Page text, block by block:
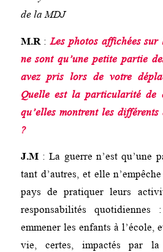
de la MDJ
M.R: Les photos affichées
ne sont qu’une petite partie
avez pris lors de votre
Quelle est la particularité de
qu’elles montrent les
?
J.M: La guerre n’est qu’une
tant d’autres, et elle
pays de pratiquer leurs
responsabilités
emmener les enfants à l’école,
vie, certes, impactés par la